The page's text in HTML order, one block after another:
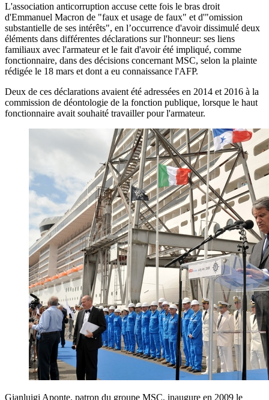
L'association anticorruption accuse cette fois le bras droit
d'Emmanuel Macron de "faux et usage de faux" et d'"omission
substantielle de ses intérêts", en l’occurrence d'avoir dissimulé deux
éléments dans différentes déclarations sur l'honneur: ses liens
familiaux avec l'armateur et le fait d'avoir été impliqué, comme
fonctionnaire, dans des décisions concernant MSC, selon la plainte
rédigée le 18 mars et dont a eu connaissance l'AFP.
Deux de ces déclarations avaient été adressées en 2014 et 2016 à la
commission de déontologie de la fonction publique, lorsque le haut
fonctionnaire avait souhaité travailler pour l'armateur.
Gianluigi Aponte, patron du groupe MSC, inaugure en 2009 le